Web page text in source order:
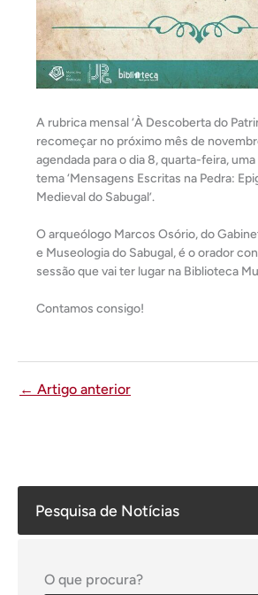
Pesquisa de Notícias
O que procura?
A rubrica mensal ‘À Descoberta do
recomeçar no próximo mês de
agendada para o dia 8, quarta-feira,
tema ‘Mensagens Escritas na Pedra:
Medieval do Sabugal’.
O arqueólogo Marcos Osório, do
e Museologia do Sabugal, é o orador
sessão que vai ter lugar na Biblioteca
Contamos consigo!
← Artigo anterior